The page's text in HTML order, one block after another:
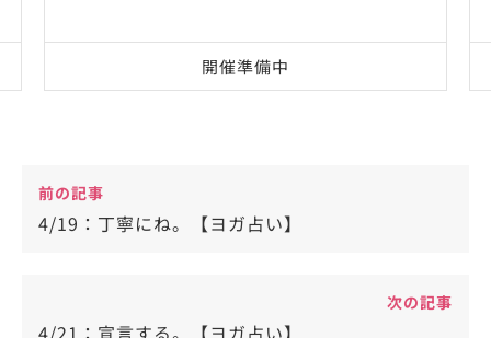
開催準備中
前の記事
4/19：丁寧にね。【ヨガ占い】
次の記事
4/21：宣言する。【ヨガ占い】